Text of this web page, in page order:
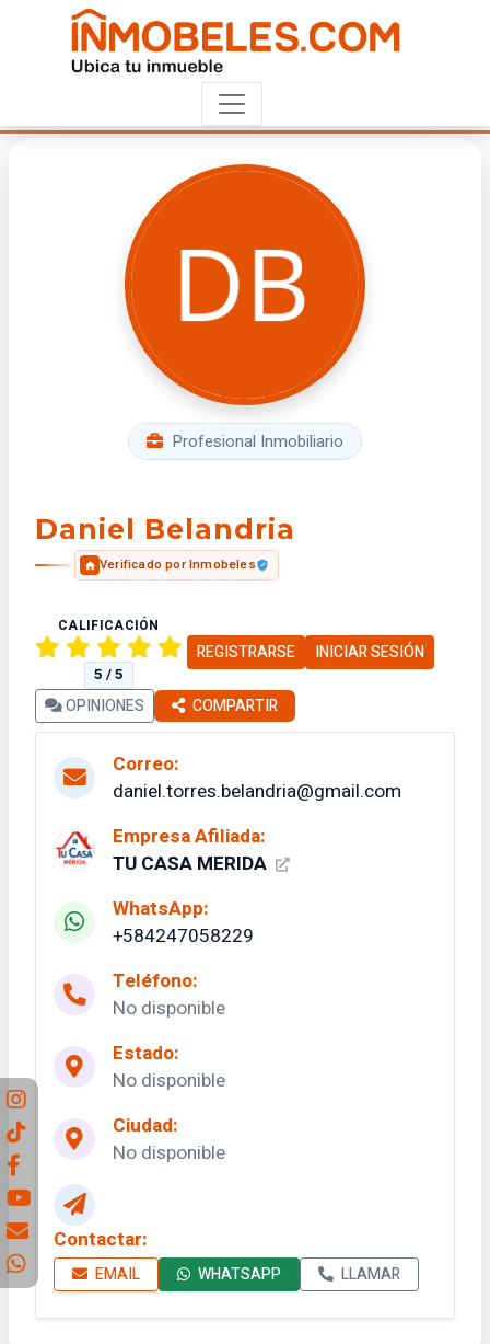
Profesional Inmobiliario
Daniel Belandria
Verificado por Inmobeles
CALIFICACIÓN
5 / 5
REGISTRARSE INICIAR SESIÓN
OPINIONES COMPARTIR
Correo:
daniel.torres.belandria@gmail.com
Empresa Afiliada:
TU CASA MERIDA
WhatsApp:
+584247058229
Teléfono:
No disponible
Estado:
No disponible
Ciudad:
No disponible
Contactar:
EMAIL WHATSAPP LLAMAR